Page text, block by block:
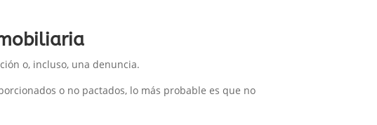
o, incluso, una denuncia.
o no pactados, lo más probable es que no